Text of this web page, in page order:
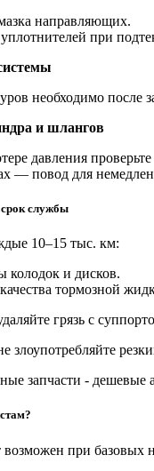
направляющих.
при
необходимо
и шлангов
давления
— повод для
службы
10–15 тыс. км:
колодок и дисков.
тормозной
грязь с
злоупотребляйте
запчасти -
при базовых